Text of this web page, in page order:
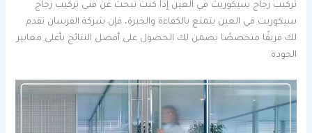
تركيب زجاج سيكوريت في العين إذا كنت تبحث عن فني تركيب زجاج
سيكوريت في العين يتمتع بالكفاءة والخبرة، فإن شركة الفرسان تقدم
لك فريقًا متخصصًا يضمن لك الحصول على أفضل النتائج بأعلى معايير
الجودة.